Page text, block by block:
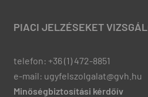
PIACI JELZÉSEKET
telefon: +36 (1) 472-8851
e-mail: ugyfelszolgalat@gvh.hu
Minőségbiztosítási kérdőív